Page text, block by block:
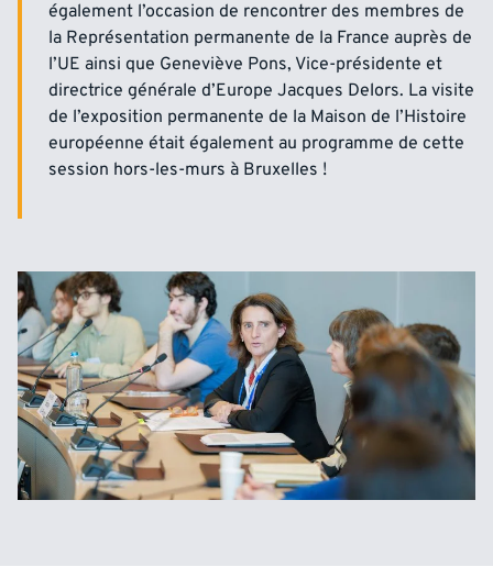
également l’occasion de rencontrer des membres de
la Représentation permanente de la France auprès de
l’UE ainsi que Geneviève Pons, Vice-présidente et
directrice générale d’Europe Jacques Delors. La visite
de l’exposition permanente de la Maison de l’Histoire
européenne était également au programme de cette
session hors-les-murs à Bruxelles !